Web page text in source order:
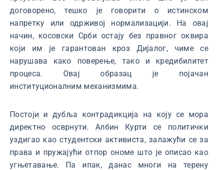
договорено, тешко је говорити о истинском
напретку или одрживој нормализацији. На овај
начин, косовски Срби остају без правног оквира
који им је гарантован кроз Дијалог, чиме се
нарушава како поверење, тако и кредибилитет
процеса. Овај образац је појачан
институционалним механизмима.
Постоји и дубља контрадикција на коју се мора
директно осврнути. Албин Курти се политички
уздигао као студентски активиста, залажући се за
права и пружајући отпор ономе што је описао као
угњетавање. Па ипак, данас многи на терену